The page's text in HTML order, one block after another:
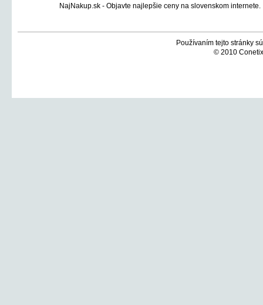
Používaním tejto stránky
© 2010